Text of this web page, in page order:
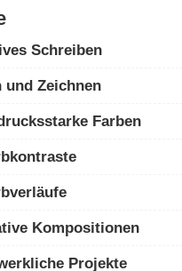
Schreiben
und Zeichnen
Farben
Kompositionen
Projekte